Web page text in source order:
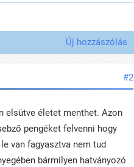
Új hozzászólás
#2
elsütve életet menthet. Azon
pengéket felvenni hogy
van fagyasztva nem tud
bármilyen hatványozó